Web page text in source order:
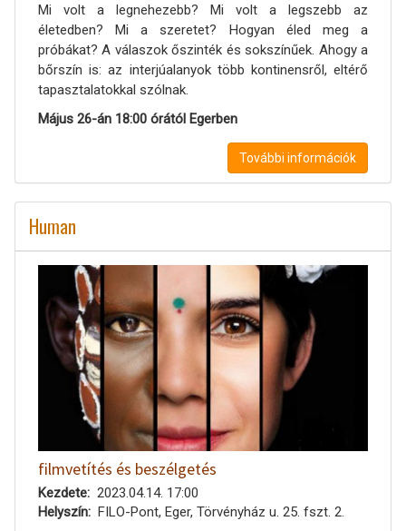
Mi volt a legnehezebb? Mi volt a legszebb az
életedben? Mi a szeretet? Hogyan éled meg a
próbákat? A válaszok őszinték és sokszínűek. Ahogy a
bőrszín is: az interjúalanyok több kontinensről, eltérő
tapasztalatokkal szólnak.
Május 26-án 18:00 órától Egerben
További információk
Human
filmvetítés és beszélgetés
Kezdete
2023.04.14. 17:00
Helyszín
FILO-Pont, Eger, Törvényház u. 25. fszt. 2.